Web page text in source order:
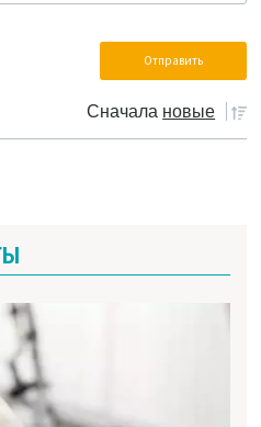
Сначала новые